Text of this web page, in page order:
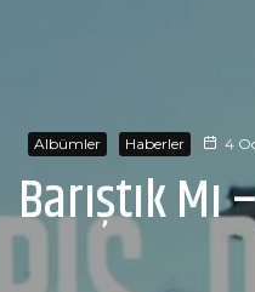
Albümler Haberler 4
Barıştık Mı